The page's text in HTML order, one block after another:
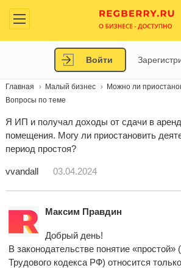
Войти
Главная Малый бизнес
Можно ли
Вопросы по теме
Я ИП и получал доходы от сдачи в
помещения. Могу ли приостановить
период простоя?
vvandall 03.04.2024
Максим Правдин
Добрый день!
В законодательстве понятие «простой»
Трудового кодекса РФ) относится